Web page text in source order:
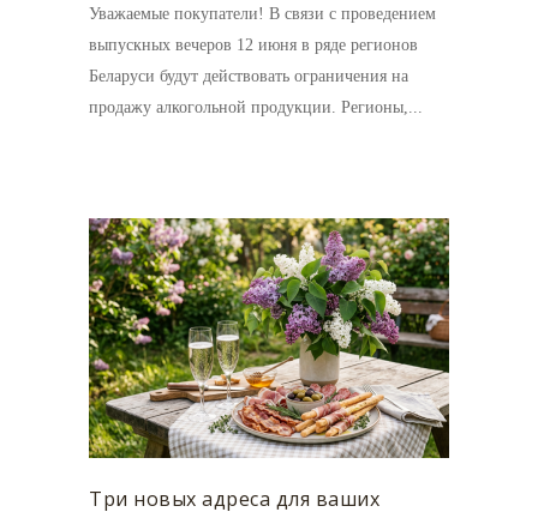
Уважаемые покупатели! В связи с проведением
выпускных вечеров 12 июня в ряде регионов
Беларуси будут действовать ограничения на
продажу алкогольной продукции. Регионы,...
Три новых адреса для ваших